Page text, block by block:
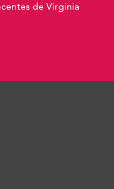
de Virginia